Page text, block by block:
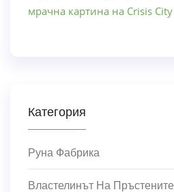
мрачна картина на Crisis City
Категория
Руна Фабрика
Властелинът На Пръстените